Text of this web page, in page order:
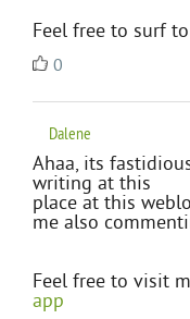
Feel free to surf
0
Dalene
Ahaa, its
writing at this
place at this
me also
Feel free to visit
app